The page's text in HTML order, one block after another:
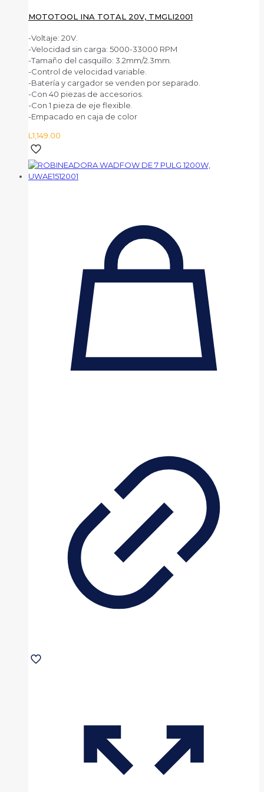
MOTOTOOL INA TOTAL 20V, TMGLI2001
-Voltaje: 20V.
-Velocidad sin carga: 5000-33000 RPM
-Tamaño del casquillo: 3.2mm/2.3mm.
-Control de velocidad variable.
-Batería y cargador se venden por separado.
-Con 40 piezas de accesorios.
-Con 1 pieza de eje flexible.
-Empacado en caja de color
L1,149.00